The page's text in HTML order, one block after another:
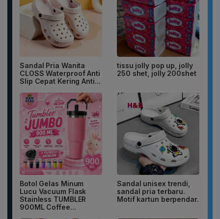
Sandal Pria Wanita
CLOSS Waterproof Anti
Slip Cepat Kering Anti...
tissu jolly pop up, jolly
250 shet, jolly 200shet
Botol Gelas Minum
Lucu Vacuum Flask
Stainless TUMBLER
900ML Coffee...
Sandal unisex trendi,
sandal pria terbaru.
Motif kartun berpendar.